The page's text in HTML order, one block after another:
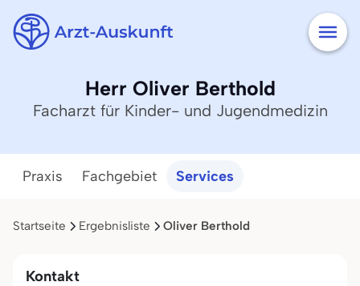
Herr Oliver Berthold
Facharzt für Kinder- und Jugendmedizin
Praxis Fachgebiet Services
Startseite Ergebnisliste Oliver Berthold
Kontakt